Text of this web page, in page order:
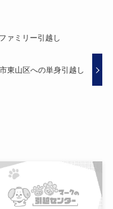
ァミリー引越し
東山区への単身引越し